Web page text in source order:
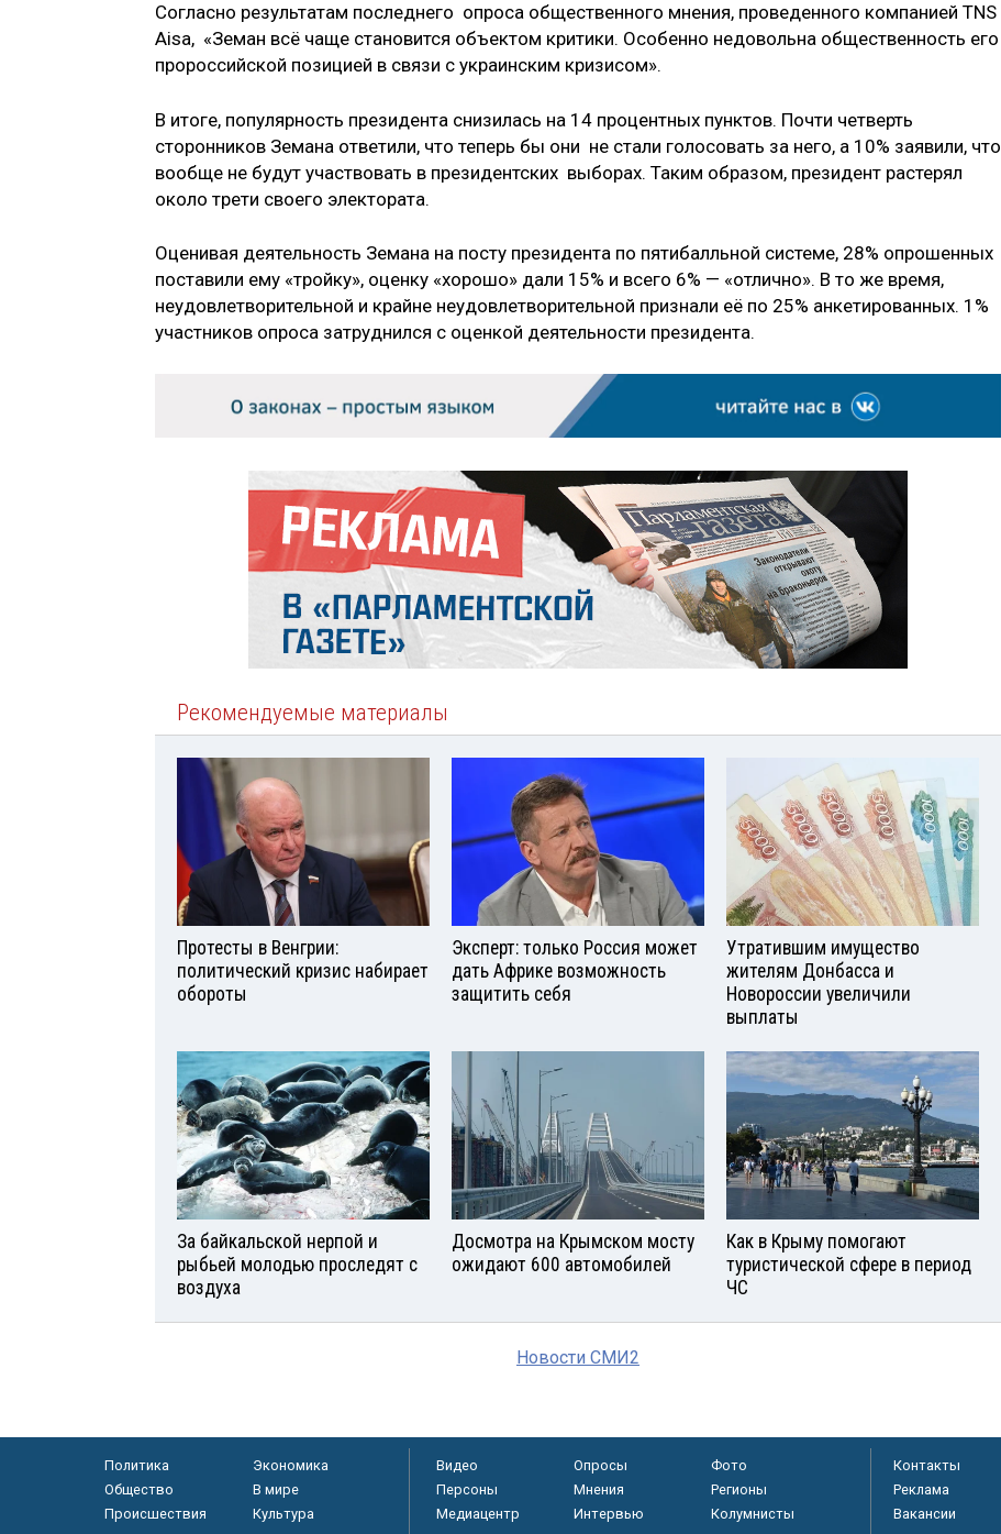
Согласно результатам последнего опроса общественного мнения, проведенного компанией TNS
Aisa, «Земан всё чаще становится объектом критики. Особенно недовольна общественность его
пророссийской позицией в связи с украинским кризисом».
В итоге, популярность президента снизилась на 14 процентных пунктов. Почти четверть
сторонников Земана ответили, что теперь бы они не стали голосовать за него, а 10% заявили, что
вообще не будут участвовать в президентских выборах. Таким образом, президент растерял
около трети своего электората.
Оценивая деятельность Земана на посту президента по пятибалльной системе, 28% опрошенных
поставили ему «тройку», оценку «хорошо» дали 15% и всего 6% — «отлично». В то же время,
неудовлетворительной и крайне неудовлетворительной признали её по 25% анкетированных. 1%
участников опроса затруднился с оценкой деятельности президента.
Рекомендуемые материалы
Протесты в Венгрии:
политический кризис набирает
обороты
Эксперт: только Россия может
дать Африке возможность
защитить себя
Утратившим имущество
жителям Донбасса и
Новороссии увеличили
выплаты
За байкальской нерпой и
рыбьей молодью проследят с
воздуха
Досмотра на Крымском мосту
ожидают 600 автомобилей
Как в Крыму помогают
туристической сфере в период
ЧС
Новости СМИ2
Политика
Экономика
Общество
В мире
Происшествия
Культура
Видео Опросы
Фото
Персоны
Мнения
Регионы
Медиацентр
Интервью Колумнисты
Контакты
Реклама
Вакансии